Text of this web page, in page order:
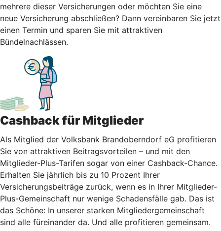
mehrere dieser Versicherungen oder möchten Sie eine
neue Versicherung abschließen? Dann vereinbaren Sie jetzt
einen Termin und sparen Sie mit attraktiven
Bündelnachlässen.
Cashback für Mitglieder
Als Mitglied der Volksbank Brandoberndorf eG profitieren
Sie von attraktiven Beitragsvorteilen – und mit den
Mitglieder-Plus-Tarifen sogar von einer Cashback-Chance.
Erhalten Sie jährlich bis zu 10 Prozent Ihrer
Versicherungsbeiträge zurück, wenn es in Ihrer Mitglieder-
Plus-Gemeinschaft nur wenige Schadensfälle gab. Das ist
das Schöne: In unserer starken Mitgliedergemeinschaft
sind alle füreinander da. Und alle profitieren gemeinsam.